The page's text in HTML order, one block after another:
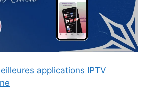
applications IPTV